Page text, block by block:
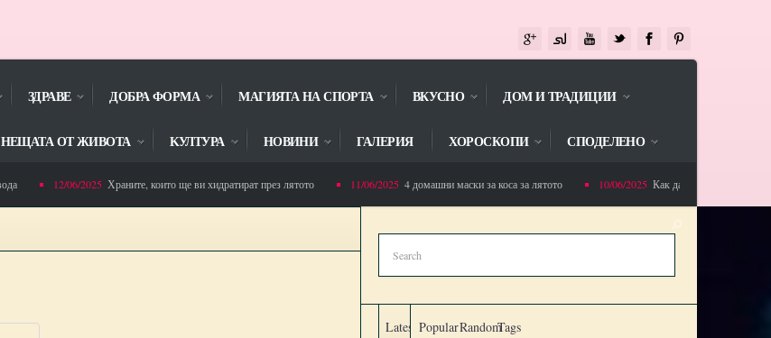
ЗДРАВЕ ДОБРА ФОРМА МАГИЯТА НА СПОРТА ВКУСНО ДОМ И ТРАДИЦИИ
НЕЩАТА ОТ ЖИВОТА KУЛТУРА НОВИНИ ГАЛЕРИЯ ХОРОСКОПИ СПОДЕЛЕНО
12/06/2025Храните, които ще ви хидратират през лятото 11/06/20254 домашни маски за коса за лятото 10/06/2025Как да избегнете
Latest PopularRandomTags